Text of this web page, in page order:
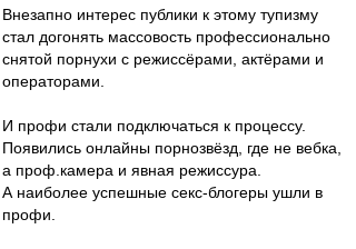
Внезапно интерес публики к этому тупизму
стал догонять массовость профессионально
снятой порнухи с режиссёрами, актёрами и
операторами.
И профи стали подключаться к процессу.
Появились онлайны порнозвёзд, где не вебка,
а проф.камера и явная режиссура.
А наиболее успешные секс-блогеры ушли в
профи.